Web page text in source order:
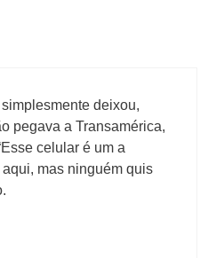
deixou,
pegava a Transamérica,
celular é um a
mas ninguém quis